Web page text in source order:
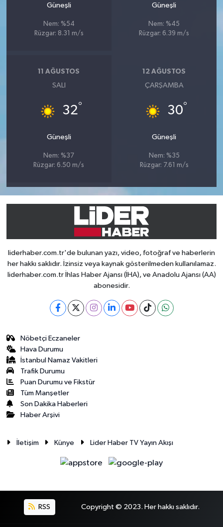
Güneşli
Nem: %54
Rüzgar: 8.31 m/s
Güneşli
Nem: %45
Rüzgar: 6.39 m/s
11 AĞUSTOS
SALI
32°
Güneşli
Nem: %37
Rüzgar: 6.50 m/s
12 AĞUSTOS
ÇARŞAMBA
30°
Güneşli
Nem: %35
Rüzgar: 7.61 m/s
liderhaber.com.tr'de bulunan yazı, video, fotoğraf ve haberlerin
her hakkı saklıdır. İzinsiz veya kaynak gösterilmeden kullanılamaz.
liderhaber.com.tr İhlas Haber Ajansı (İHA), ve Anadolu Ajansı (AA)
abonesidir.
Nöbetçi Eczaneler
Hava Durumu
İstanbul Namaz Vakitleri
Trafik Durumu
Puan Durumu ve Fikstür
Tüm Manşetler
Son Dakika Haberleri
Haber Arşivi
İletişim Künye Lider Haber TV Yayın Akışı
RSS Copyright © 2023. Her hakkı saklıdır.